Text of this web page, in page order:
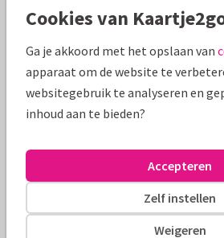
Productinformatie
talen. Deze kaart heeft een
eigen tekst in te plaatsen.
Alle kaarten zijn helemaal naar
Papercute
Formaten en tarieven
Cookies van
Ga je akkoord met het opslaan van
apparaat om de website te
websitegebruik te analyseren en
inhoud aan te bieden?
Weigeren
Zelf instellen
Accepteren